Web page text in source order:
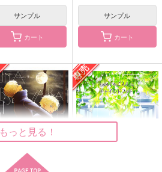
サンプル
作品詳細
サンプル
作品詳細
サンプル
カート
サンプル
カート
もっと見る！